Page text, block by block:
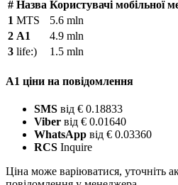
# Назва Користувачі мобільної
1 MTS
5.6 mln
2 A1
4.9 mln
3 life:) 1.5 mln
A1 ціни на повідомлення
SMS від € 0.18833
Viber від € 0.01640
WhatsApp від € 0.03360
RCS Inquire
Ціна може варіюватися, уточніть